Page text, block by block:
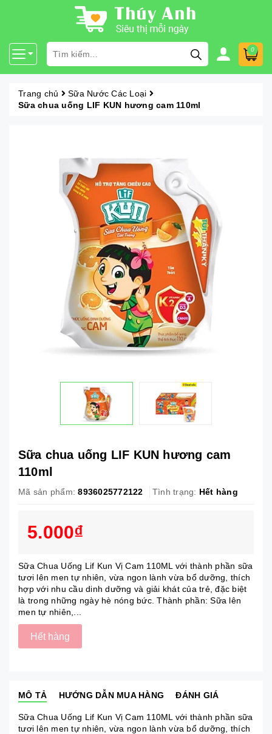
0
Trang chủ
Sữa Nước Các Loại
Sữa chua uống LIF KUN hương cam 110ml
Sữa chua uống LIF KUN hương cam
110ml
Mã sản phẩm: 8936025772122 Tình trạng: Hết hàng
5.000₫
Sữa Chua Uống Lif Kun Vị Cam 110ML với thành phần sữa
tươi lên men tự nhiên, vừa ngon lành vừa bổ dưỡng, thích
hợp với nhu cầu dinh dưỡng và giải khát của trẻ, đặc biệt
là trong những ngày hè nóng bức. Thành phần: Sữa lên
men tự nhiên,...
Hết hàng
MÔ TẢ HƯỚNG DẪN MUA HÀNG ĐÁNH GIÁ
Sữa Chua Uống Lif Kun Vị Cam 110ML với thành phần sữa
tươi lên men tự nhiên, vừa ngon lành vừa bổ dưỡng, thích